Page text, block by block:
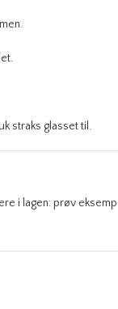
straks glasset til.
i lagen: prøv